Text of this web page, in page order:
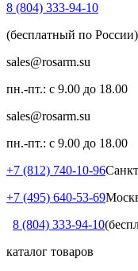
8 (804) 333-94-10
(бесплатный по России)
sales@rosarm.su
пн.-пт.: с 9.00 до 18.00
sales@rosarm.su
пн.-пт.: с 9.00 до 18.00
+7 (812) 740-10-96
+7 (495) 640-53-69
8 (804) 333-94-10
каталог товаров